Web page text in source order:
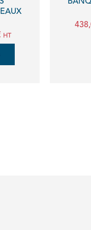
HT
choisies